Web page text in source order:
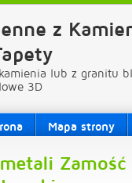
z
lub z granitu
3D
Mapa strony